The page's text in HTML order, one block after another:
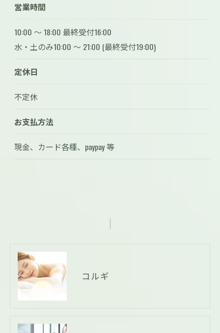
営業時間
10:00 〜 18:00 最終受付16:00
水・土のみ10:00 ～ 21:00 (最終受付19:00)
定休日
不定休
お支払方法
現金、カード各種、paypay 等
コルギ